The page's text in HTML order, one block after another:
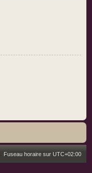
Fuseau horaire sur UTC+02:00